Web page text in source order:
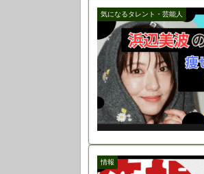
気になるタレント・芸能人
情報